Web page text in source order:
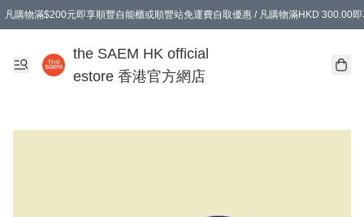
凡購物滿$200元即享順豐自能櫃或順豐站免運費自取優惠 / 凡購物滿HKD 300.00
the SAEM HK official
estore 香港官方網店